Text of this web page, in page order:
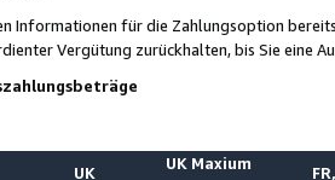
Informationen für die Zahlungsoption
Vergütung zurückhalten, bis Sie
UK
UK Maxium